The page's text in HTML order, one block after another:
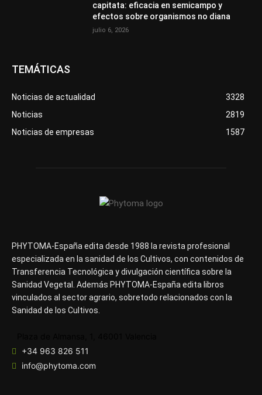
capitata: eficacia en semicampo y
efectos sobre organismos no diana
julio 6, 2026
TEMÁTICAS
Noticias de actualidad
3328
Noticias
2819
Noticias de empresas
1587
PHYTOMA-España edita desde 1988 la revista profesional
especializada en la sanidad de los Cultivos, con contenidos de
Transferencia Tecnológica y divulgación científica sobre la
Sanidad Vegetal. Además PHYTOMA-España edita libros
vinculados al sector agrario, sobretodo relacionados con la
Sanidad de los Cultivos.
+34 963 826 511
info@phytoma.com